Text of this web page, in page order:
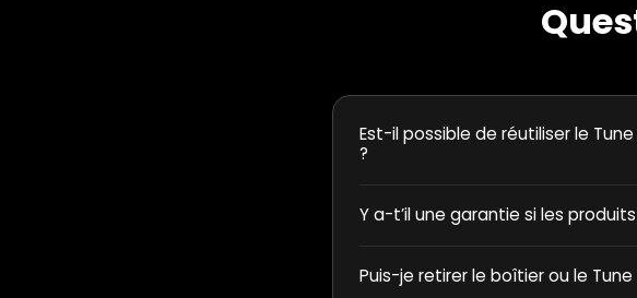
Est-il possible de réutiliser le
?
Y a-t’il une garantie si les
Puis-je retirer le boîtier ou le